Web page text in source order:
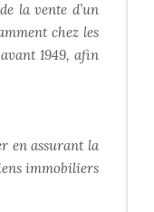
la vente d’un
chez les
1949, afin
en assurant la
immobiliers